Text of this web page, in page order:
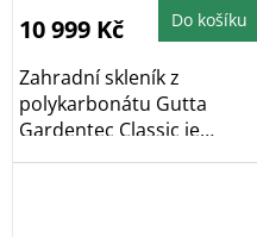
4,6
z
hvězdiček.
10 999 Kč Do košíku
Zahradní skleník z
polykarbonátu Gutta
Gardentec Classic je
obloukový zahradní